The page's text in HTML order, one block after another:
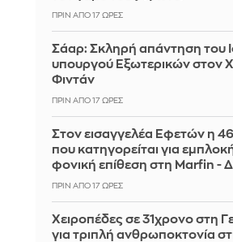
ΠΡΙΝ ΑΠΌ 17 ΏΡΕΣ
Σάαρ: Σκληρή απάντηση του
υπουργού Εξωτερικών στον
Φιντάν
ΠΡΙΝ ΑΠΌ 17 ΏΡΕΣ
Στον εισαγγελέα Εφετών η
που κατηγορείται για
φονική επίθεση στη Marfin -
ΠΡΙΝ ΑΠΌ 17 ΏΡΕΣ
Χειροπέδες σε 31χρονο στη
για τριπλή ανθρωποκτονία